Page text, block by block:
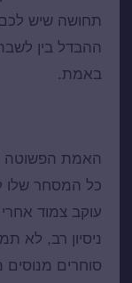
תחושה שיש
ההבדל בין
באמת.
האמת הפשוטה
כל המסחר שלו
עוקב צמוד
ניסיון רב, לא
סוחרים